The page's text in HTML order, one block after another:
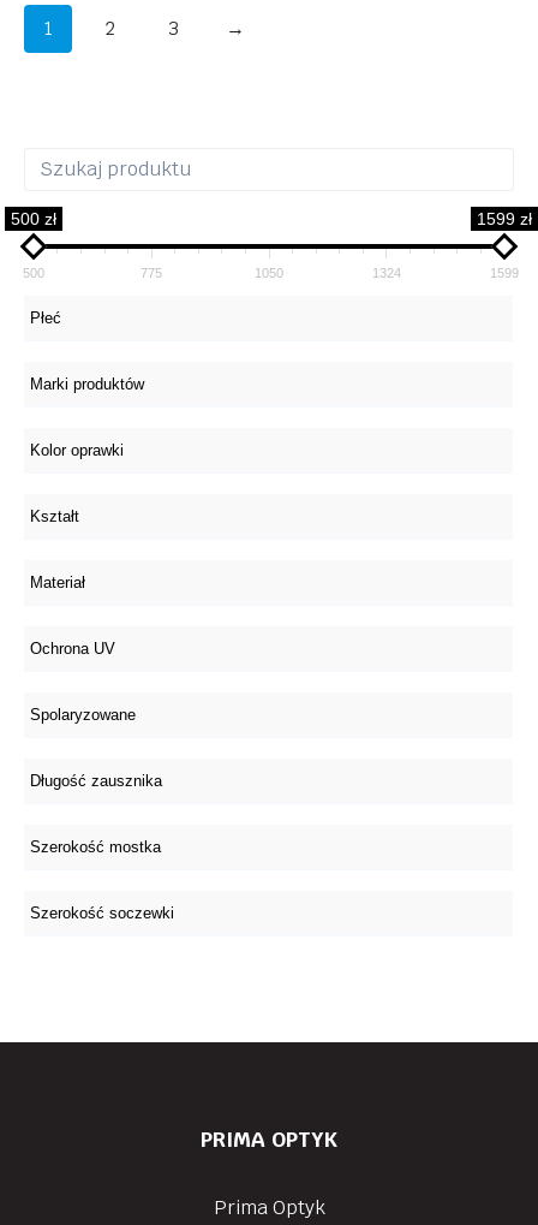
1 2 3 →
500 zł 1599 zł
500 775 1050 1324 1599
PRIMA OPTYK
Prima Optyk